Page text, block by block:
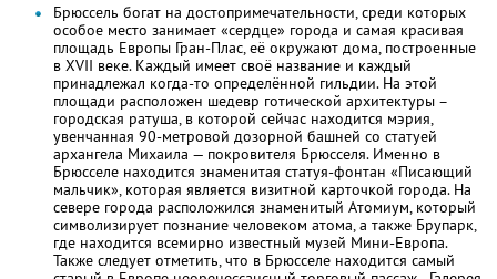
Брюссель богат на достопримечательности, среди которых
особое место занимает «сердце» города и самая красивая
площадь Европы Гран-Плас, её окружают дома, построенные
в XVII веке. Каждый имеет своё название и каждый
принадлежал когда-то определённой гильдии. На этой
площади расположен шедевр готической архитектуры –
городская ратуша, в которой сейчас находится мэрия,
увенчанная 90-метровой дозорной башней со статуей
архангела Михаила — покровителя Брюсселя. Именно в
Брюсселе находится знаменитая статуя-фонтан «Писающий
мальчик», которая является визитной карточкой города. На
севере города расположился знаменитый Атомиум, который
символизирует познание человеком атома, а также Брупарк,
где находится всемирно известный музей Мини-Европа.
Также следует отметить, что в Брюсселе находится самый